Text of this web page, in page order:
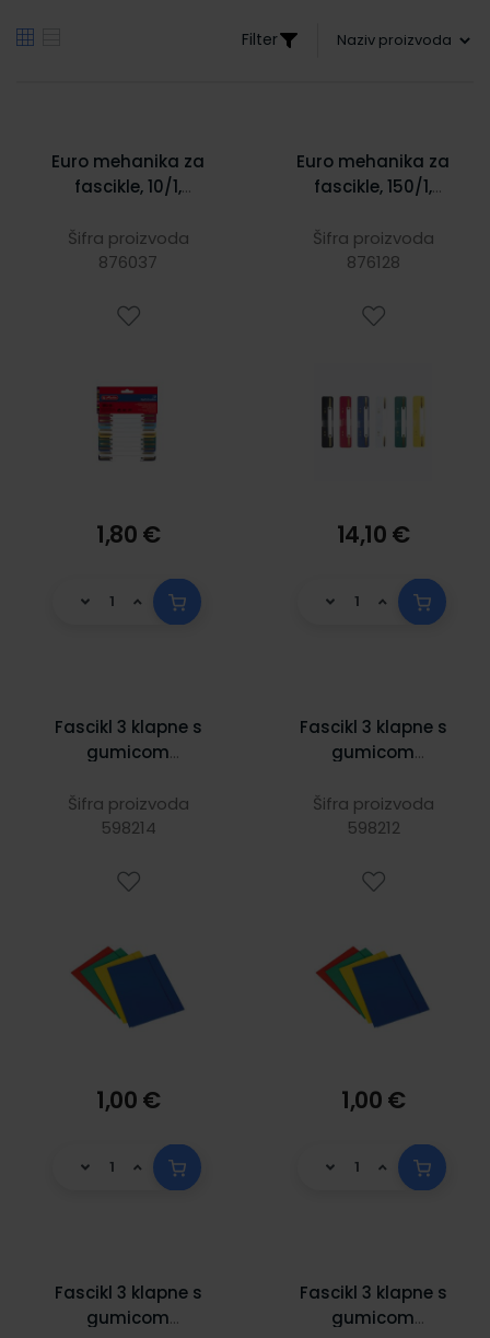
Filter
Euro mehanika za
fascikle, 10/1,
sortirano
Šifra proizvoda
876037
1,80 €
Euro mehanika za
fascikle, 150/1,
sortirano
Šifra proizvoda
876128
14,10 €
Fascikl 3 klapne s
gumicom
Nano crveni
Šifra proizvoda
598214
1,00 €
Fascikl 3 klapne s
gumicom
Nano plavi
Šifra proizvoda
598212
1,00 €
Fascikl 3 klapne s
gumicom
Fascikl 3 klapne s
gumicom